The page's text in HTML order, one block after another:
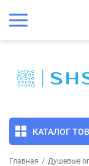
КАТАЛОГ
Главная / Душевые